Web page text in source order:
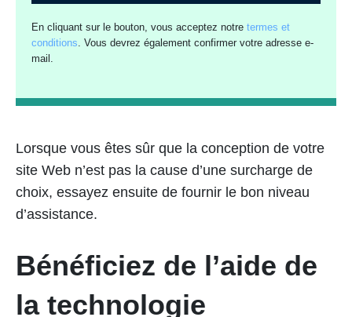
En cliquant sur le bouton, vous acceptez notretermes et
conditions. Vous devrez également confirmer votre adresse e-
mail.
Lorsque vous êtes sûr que la conception de votre
site Web n’est pas la cause d’une surcharge de
choix, essayez ensuite de fournir le bon niveau
d’assistance.
Bénéficiez de l’aide de
la technologie